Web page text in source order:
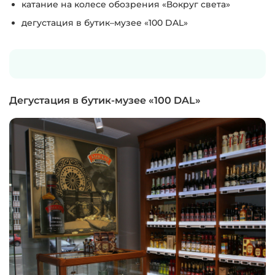
катание на колесе обозрения «Вокруг света»
дегустация в бутик–музее «100 DAL»
Дегустация в бутик-музее​ «100 DAL»